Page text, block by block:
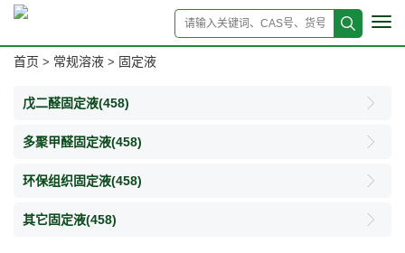
首页 > 常规溶液 > 固定液
戊二醛固定液(458)
多聚甲醛固定液(458)
环保组织固定液(458)
其它固定液(458)